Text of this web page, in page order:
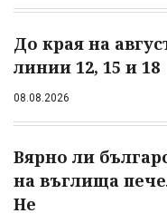
До края на
линии 12, 15 и 18
08.08.2026
Вярно ли
на въглища
Не